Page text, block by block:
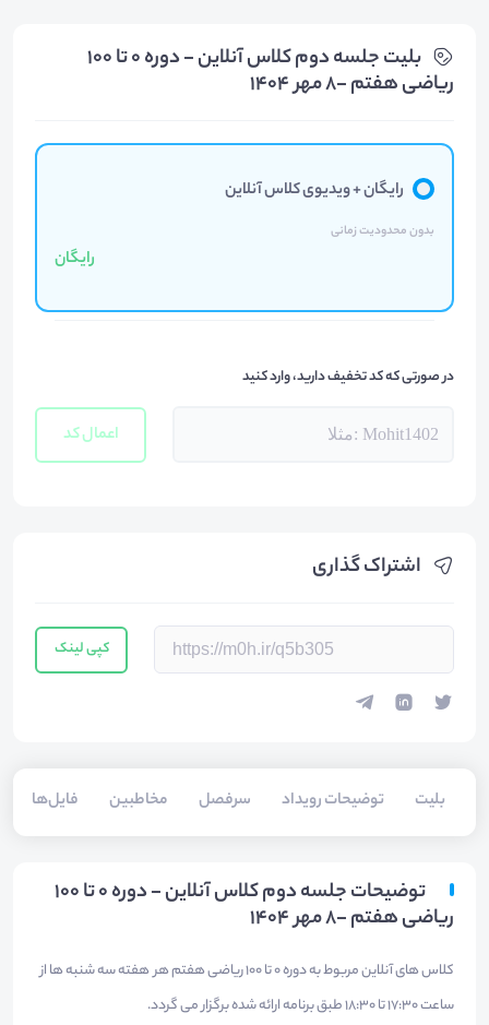
اشتراک گذاری
کپی لینک
بلیت‌ توضیحات رویداد سرفصل مخاطبین فایل‌ها
بلیت‌ جلسه دوم کلاس آنلاین - دوره 0 تا 100
ریاضی هفتم -8 مهر 1404
رایگان + ویدیوی کلاس آنلاین
بدون محدودیت زمانی
رایگان
در صورتی که کد تخفیف دارید، وارد کنید
اعمال کد
توضیحات جلسه دوم کلاس آنلاین - دوره 0 تا 100
ریاضی هفتم -8 مهر 1404
کلاس های آنلاین مربوط به دوره 0 تا 100 ریاضی هفتم هر هفته سه شنبه ها از
ساعت 17:30 تا 18:30 طبق برنامه ارائه شده برگزار می گردد.